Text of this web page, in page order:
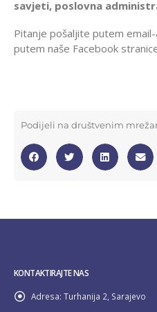
savjeti, poslovna
Pitanje pošaljite putem email-
putem naše Facebook
Podijeli na društvenim
KONTAKTIRAJTE NAS
Adresa: Turhanija 2, Sarajevo